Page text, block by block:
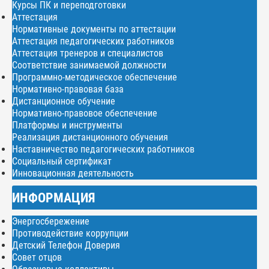
Курсы ПК и переподготовки
Аттестация
Нормативные документы по аттестации
Аттестация педагогических работников
Аттестация тренеров и специалистов
Соответствие занимаемой должности
Программно-методическое обеспечение
Нормативно-правовая база
Дистанционное обучение
Нормативно-правовое обеспечение
Платформы и инструменты
Реализация дистанционного обучения
Наставничество педагогических работников
Социальный сертификат
Инновационная деятельность
ИНФОРМАЦИЯ
Энергосбережение
Противодействие коррупции
Детский Телефон Доверия
Совет отцов